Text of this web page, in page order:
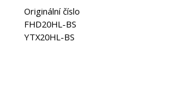
Originální číslo
FHD20HL-BS
YTX20HL-BS